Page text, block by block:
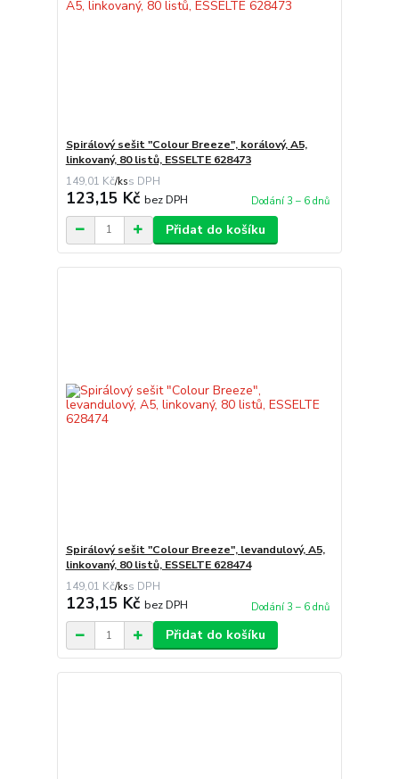
Spirálový sešit "Colour Breeze", korálový, A5,
linkovaný, 80 listů, ESSELTE 628473
149,01 Kč/ks
123,15 Kč bez DPH Dodání 3 – 6 dnů
Přidat do košíku
Spirálový sešit "Colour Breeze", levandulový, A5,
linkovaný, 80 listů, ESSELTE 628474
149,01 Kč/ks
123,15 Kč bez DPH Dodání 3 – 6 dnů
Přidat do košíku